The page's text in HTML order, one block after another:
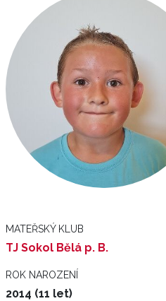
MATEŘSKÝ KLUB
TJ Sokol Bělá p. B.
ROK NAROZENÍ
2014 (11 let)